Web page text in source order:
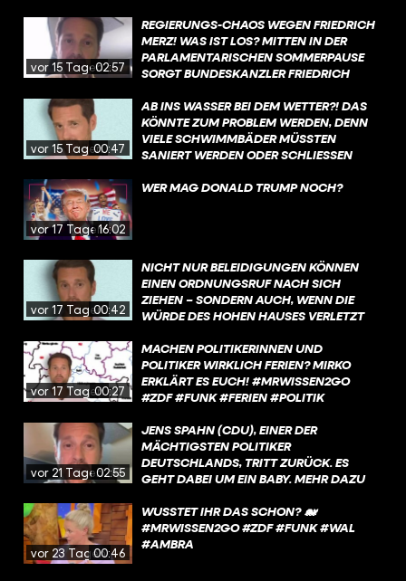
HINTERGRÜNDEN ERFAHRT IHR IN DIESEM
VIDEO.
vor 15 Tagen02:57
REGIERUNGS-CHAOS WEGEN FRIEDRICH
MERZ! WAS IST LOS? MITTEN IN DER
PARLAMENTARISCHEN SOMMERPAUSE
SORGT BUNDESKANZLER FRIEDRICH
BUNDESREGIERUNG. MEHR DAZU
ERFAHRT IHR IN DIESEM VIDEO, MIT EINEM
KURZEN KOMMENTAR ZUR SITUATION.
vor 15 Tagen00:47
AB INS WASSER BEI DEM WETTER?! DAS
KÖNNTE ZUM PROBLEM WERDEN, DENN
VIELE SCHWIMMBÄDER MÜSSTEN
SANIERT WERDEN ODER SCHLIESSEN S
vor 17 Tagen16:02
WER MAG DONALD TRUMP NOCH?
vor 17 Tagen00:42
NICHT NUR BELEIDIGUNGEN KÖNNEN
EINEN ORDNUNGSRUF NACH SICH
ZIEHEN – SONDERN AUCH, WENN DIE
WÜRDE DES HOHEN HAUSES VERLETZT
vor 17 Tagen00:27
MACHEN POLITIKERINNEN UND
POLITIKER WIRKLICH FERIEN? MIRKO
ERKLÄRT ES EUCH! #MRWISSEN2GO
#ZDF #FUNK #FERIEN #POLITIK
vor 21 Tagen02:55
JENS SPAHN (CDU), EINER DER
MÄCHTIGSTEN POLITIKER
DEUTSCHLANDS, TRITT ZURÜCK. ES
GEHT DABEI UM EIN BABY. MEHR DAZU
vor 23 Tagen00:46
WUSSTET IHR DAS SCHON? 🐋
#MRWISSEN2GO #ZDF #FUNK #WAL
#AMBRA